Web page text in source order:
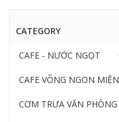
CATEGORY
CAFE - NƯỚC NGỌT
CAFE VÕNG NGON
CƠM TRƯA VĂN PHÒNG